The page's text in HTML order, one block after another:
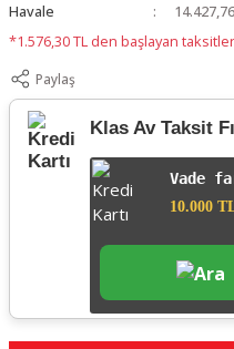
Havale
*1.576,30 TL den başlayan
Paylaş
Klas Av Taksit
Vade
10.000